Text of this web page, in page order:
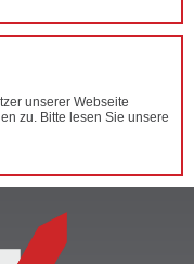
unserer Webseite
zu. Bitte lesen Sie unsere